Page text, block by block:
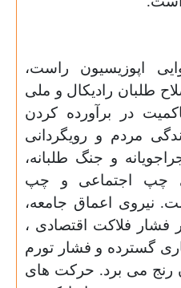
اپوزیسیون راست،
طلبان رادیکال و ملی
در برآورده کردن
مردم و رویگردانی
و جنگ طلبانه،
چپ اجتماعی و چپ
نیروی اعماق جامعه،
فشار فلاکت اقتصادی ،
گسترده و فشار تورم
رنج می برد. حرکت های